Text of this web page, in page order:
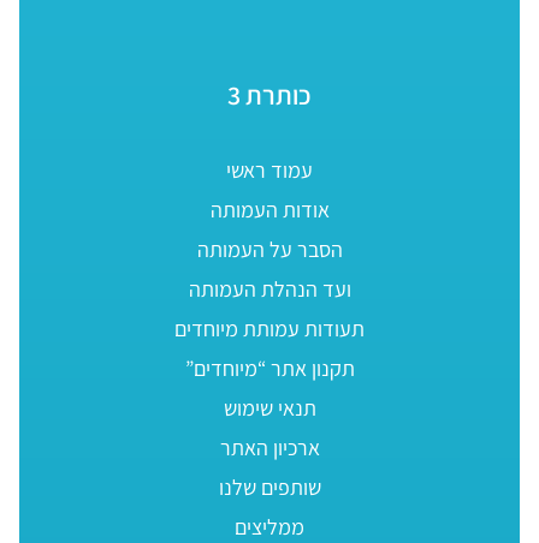
כותרת 3
עמוד ראשי
אודות העמותה
הסבר על העמותה
ועד הנהלת העמותה
תעודות עמותת מיוחדים
תקנון אתר “מיוחדים”
תנאי שימוש
ארכיון האתר
שותפים שלנו
ממליצים